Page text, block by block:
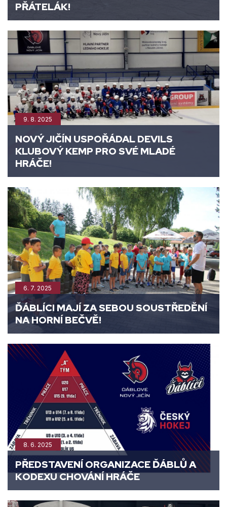
PŘÁTELÁK!
9. 8. 2025
NOVÝ JIČÍN USPOŘÁDAL DEVILS
KLUBOVÝ KEMP PRO SVÉ MLADÉ
HRÁČE!
6. 7. 2025
ĎÁBLÍCI MAJÍ ZA SEBOU SOUSTŘEDĚNÍ
NA HORNÍ BEČVĚ!
8. 6. 2025
PŘEDSTAVENÍ ORGANIZACE ĎÁBLŮ A
KODEXU CHOVÁNÍ HRÁČE